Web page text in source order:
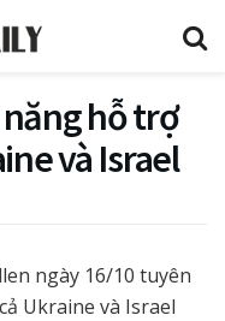
hỗ trợ
và Israel
ngày 16/10 tuyên
Ukraine và Israel